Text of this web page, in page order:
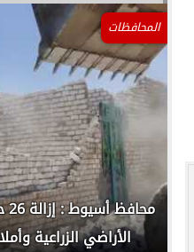
المحافظات
الأراضي الزراعية